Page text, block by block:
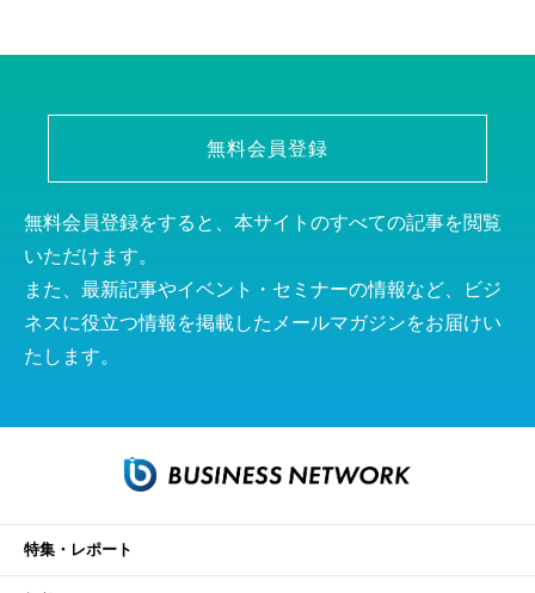
無料会員登録
無料会員登録をすると、本サイトのすべての記事を閲覧
いただけます。
また、最新記事やイベント・セミナーの情報など、ビジ
ネスに役立つ情報を掲載したメールマガジンをお届けい
たします。
特集・レポート